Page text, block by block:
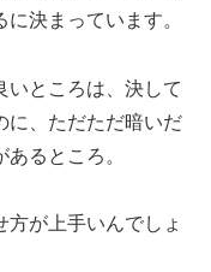
決まっています。
いところは、決して
に、ただただ暗いだ
るところ。
が上手いんでしょ